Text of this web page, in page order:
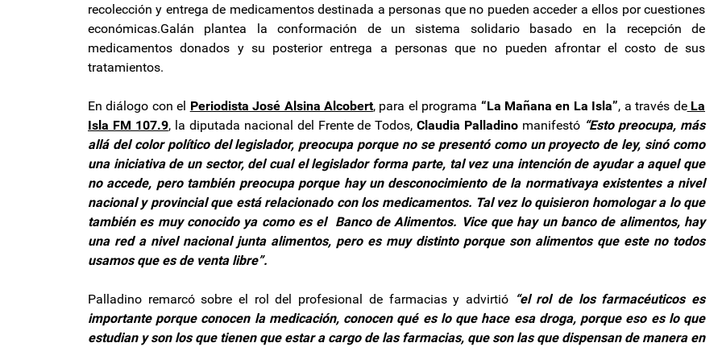
recolección y entrega de medicamentos destinada a personas que no pueden acceder a ellos por cuestiones
económicas.Galán plantea la conformación de un sistema solidario basado en la recepción de
medicamentos donados y su posterior entrega a personas que no pueden afrontar el costo de sus
tratamientos.
En diálogo con el Periodista José Alsina Alcobert, para el programa “La Mañana en La Isla”, a través deLa
Isla FM 107.9, la diputada nacional del Frente de Todos,Claudia Palladino manifestó “Esto preocupa, más
allá del color político del legislador, preocupa porque no se presentó como un proyecto de ley, sinó como
una iniciativa de un sector, del cual el legislador forma parte, tal vez una intención de ayudar a aquel que
no accede, pero también preocupa porque hay un desconocimiento de la normativaya existentes a nivel
nacional y provincial que está relacionado con los medicamentos. Tal vez lo quisieron homologar a lo que
también es muy conocido ya como es el Banco de Alimentos. Vice que hay un banco de alimentos, hay
una red a nivel nacional junta alimentos, pero es muy distinto porque son alimentos que este no todos
usamos que es de venta libre”.
Palladino remarcó sobre el rol del profesional de farmacias y advirtió “el rol de los farmacéuticos es
importante porque conocen la medicación, conocen qué es lo que hace esa droga, porque eso es lo que
estudian y son los que tienen que estar a cargo de las farmacias, que son las que dispensan de manera en